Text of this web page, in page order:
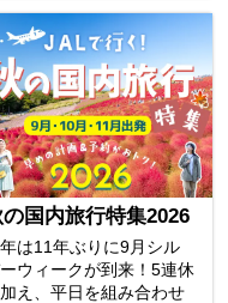
国内旅行特集2026
は11年ぶりに9月シル
ウィークが到来！5連休
え、平日を組み合わせ